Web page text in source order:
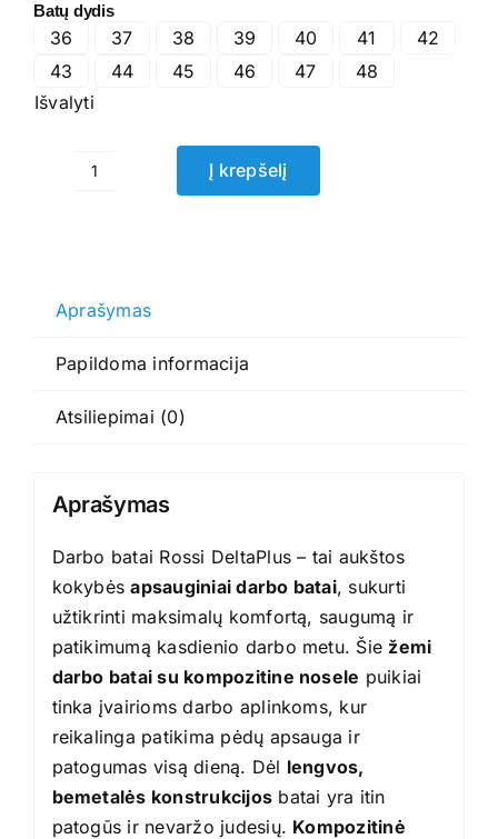
Batų dydis
36 37 38 39 40 41
42
43
44 45 46 47
48
Išvalyti
produkto
Rossi
Į krepšelį
Aprašymas
Papildoma informacija
Atsiliepimai (0)
Aprašymas
Darbo batai Rossi DeltaPlus – tai aukštos
kokybėsapsauginiai darbo batai, sukurti
užtikrinti maksimalų komfortą, saugumą ir
patikimumą kasdienio darbo metu. Šie žemi
darbo batai su kompozitine nosele puikiai
tinka įvairioms darbo aplinkoms, kur
reikalinga patikima pėdų apsauga ir
patogumas visą dieną. Dėl lengvos,
bemetalės konstrukcijos batai yra itin
patogūs ir nevaržo judesių. Kompozitinė